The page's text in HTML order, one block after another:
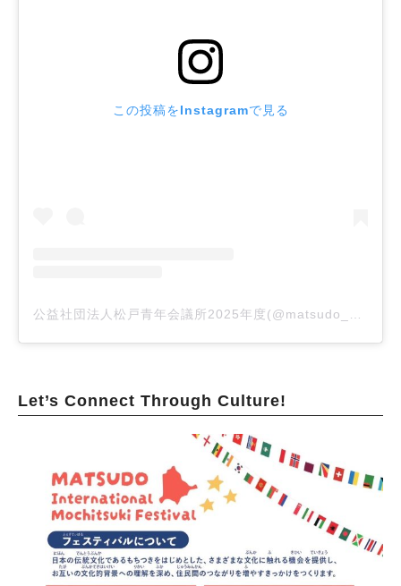
この投稿をInstagramで見る
Let’s Connect Through Culture!